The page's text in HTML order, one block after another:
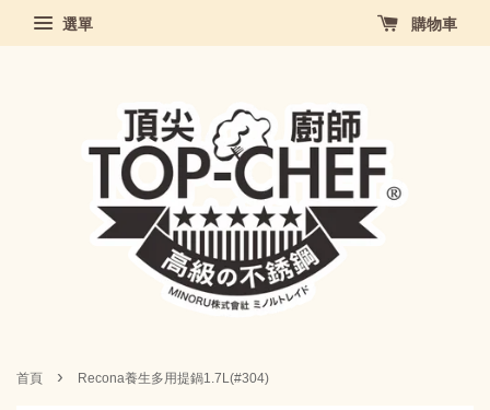
選單 購物車
首頁 › Recona養生多用提鍋1.7L(#304)